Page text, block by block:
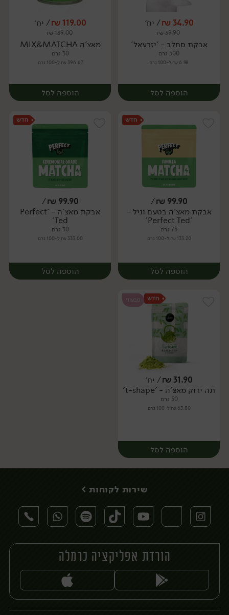
יח׳ יח׳
34.90
₪/ יח׳
39.90
₪
אבקת סחלב - 'יזרעאל'
500 גרם
6.98 ₪ ל-100 גרם
הוספה לסל
יח׳
119.00
₪/ יח׳
139.00
₪
מאצ'ה MIX&MATCHA
30 גרם
396.67 ₪ ל-100 גרם
הוספה לסל
יח׳
99.90
₪
/
אבקת מאצ'ה בטעם וניל -
'Perfect Ted'
75 גרם
133.20 ₪ ל-100 גרם
הוספה לסל
99.90
₪
/
אבקת מאצ'ה - 'Perfect
Ted'
30 גרם
333.00 ₪ ל-100 גרם
הוספה לסל
טבעוני
31.90
₪/ יח׳
תה ירוק מאצ'ה - 't-shape'
50 גרם
63.80 ₪ ל-100 גרם
הוספה לסל
יח׳
שירות לקוחות >
הורדת אפליקציה כרמלה